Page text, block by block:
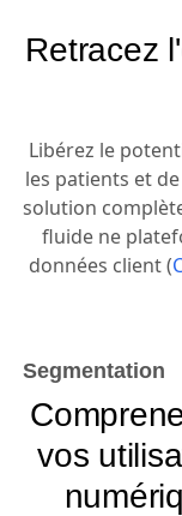
Retracez
Libérez le
les patients et
solution
fluide ne
données client (
Segmentation
vos